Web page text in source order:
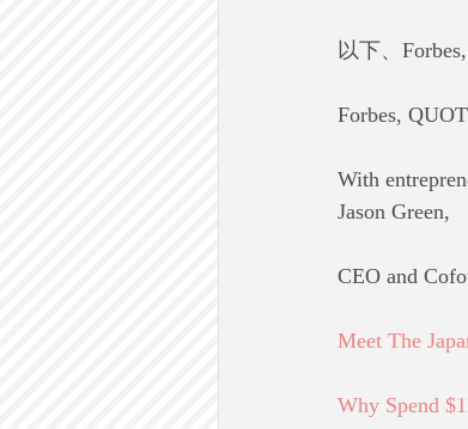
以下、
Forbes,
With
Jason Green,
CEO and
Meet The
Why Spend